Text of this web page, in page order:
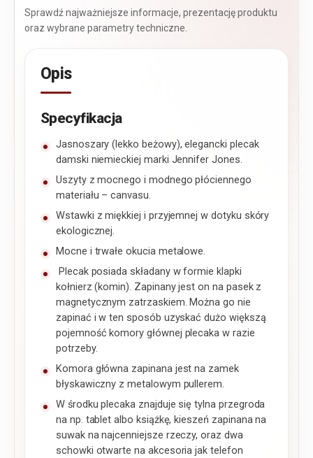
Sprawdź najważniejsze informacje, prezentację produktu
oraz wybrane parametry techniczne.
Opis
Specyfikacja
Jasnoszary (lekko beżowy), elegancki plecak
damski niemieckiej marki Jennifer Jones.
Uszyty z mocnego i modnego płóciennego
materiału – canvasu.
Wstawki z miękkiej i przyjemnej w dotyku skóry
ekologicznej.
Mocne i trwałe okucia metalowe.
Plecak posiada składany w formie klapki
kołnierz (komin). Zapinany jest on na pasek z
magnetycznym zatrzaskiem. Można go nie
zapinać i w ten sposób uzyskać dużo większą
pojemność komory głównej plecaka w razie
potrzeby.
Komora główna zapinana jest na zamek
błyskawiczny z metalowym pullerem.
W środku plecaka znajduje się tylna przegroda
na np. tablet albo książkę, kieszeń zapinana na
suwak na najcenniejsze rzeczy, oraz dwa
schowki otwarte na akcesoria jak telefon